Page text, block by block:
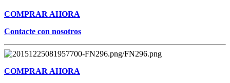
COMPRAR AHORA
Contacte con nosotros
COMPRAR AHORA